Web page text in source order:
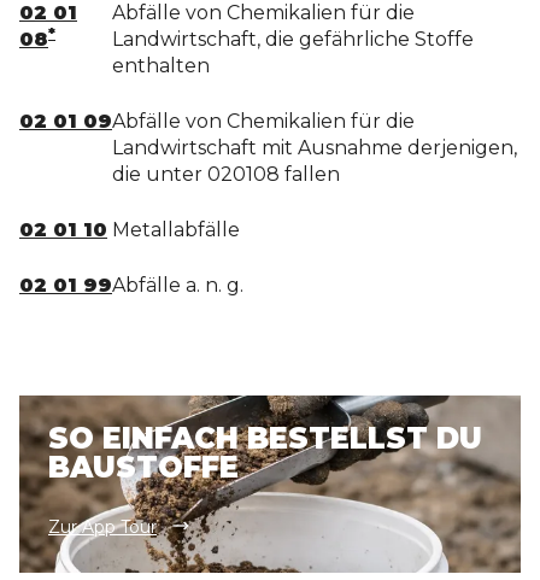
02 01
08*
Abfälle von Chemikalien für die
Landwirtschaft, die gefährliche Stoffe
enthalten
02 01 09Abfälle von Chemikalien für die
Landwirtschaft mit Ausnahme derjenigen,
die unter 020108 fallen
02 01 10 Metallabfälle
02 01 99Abfälle a. n. g.
SO EINFACH BESTELLST DU
BAUSTOFFE
Zur App Tour